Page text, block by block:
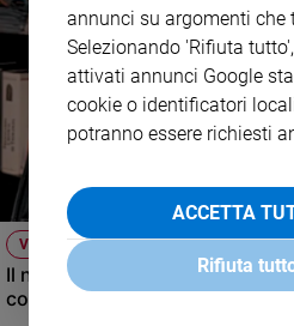
VIDEO
Il nuovo numero di Famiglia
condirettore.
annunci su argomenti che
Selezionando 'Rifiuta
attivati annunci Google
cookie o identificatori
potranno essere richiesti
ACCETTA
Rifiuta